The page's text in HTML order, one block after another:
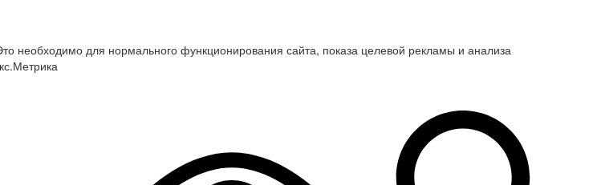
необходимо для нормального функционирования сайта, показа целевой рекламы и анализа